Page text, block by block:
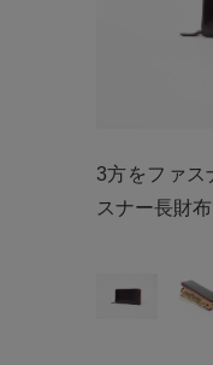
3方をファス
スナー長財布